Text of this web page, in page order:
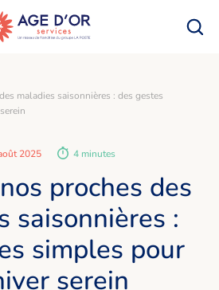
maladies saisonnières : des gestes
2025 4 minutes
proches des
saisonnières :
simples pour
serein